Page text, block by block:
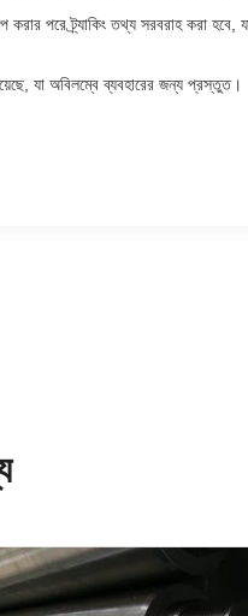
করার পরে ট্র্যাকিং তথ্য সরবরাহ করা
যা অবিলম্বে ব্যবহারের জন্য প্রস্তুত।